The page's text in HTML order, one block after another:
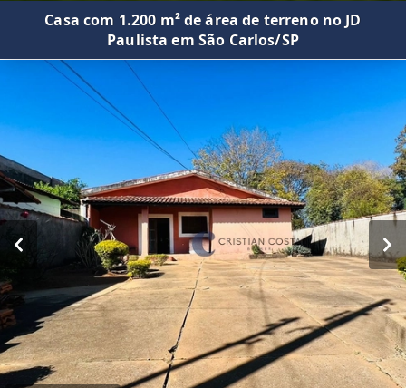
Casa com 1.200 m² de área de terreno no JD
Paulista em São Carlos/SP